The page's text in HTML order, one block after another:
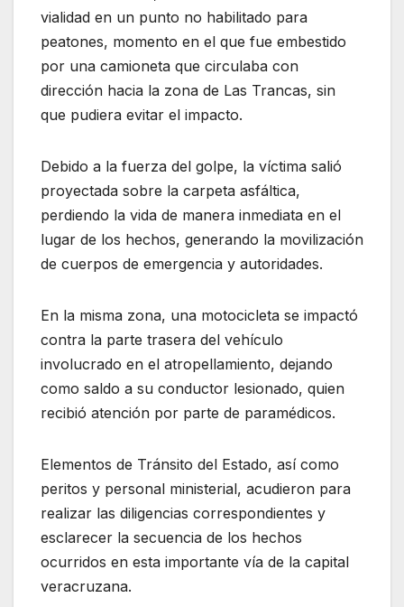
vialidad en un punto no habilitado para
peatones, momento en el que fue embestido
por una camioneta que circulaba con
dirección hacia la zona de Las Trancas, sin
que pudiera evitar el impacto.
Debido a la fuerza del golpe, la víctima salió
proyectada sobre la carpeta asfáltica,
perdiendo la vida de manera inmediata en el
lugar de los hechos, generando la movilización
de cuerpos de emergencia y autoridades.
En la misma zona, una motocicleta se impactó
contra la parte trasera del vehículo
involucrado en el atropellamiento, dejando
como saldo a su conductor lesionado, quien
recibió atención por parte de paramédicos.
Elementos de Tránsito del Estado, así como
peritos y personal ministerial, acudieron para
realizar las diligencias correspondientes y
esclarecer la secuencia de los hechos
ocurridos en esta importante vía de la capital
veracruzana.